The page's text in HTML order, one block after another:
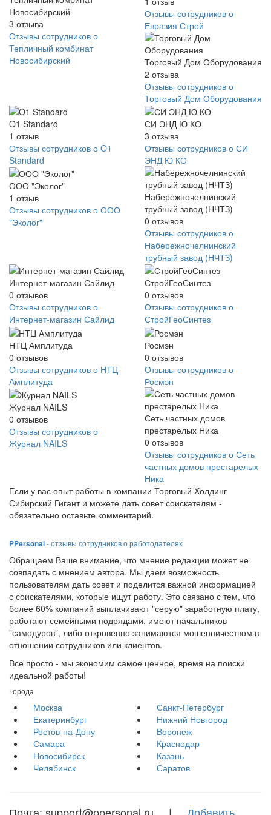
Новосибирский
3 отзыва
Отзывы сотрудников о
Тепличный комбинат
Новосибирский
Отзывы сотрудников о
Евразия Строй
Торговый Дом Оборудования
2 отзыва
Отзывы сотрудников о
Торговый Дом Оборудования
O1 Standard
1 отзыв
Отзывы сотрудников о O1
Standard
СИ ЭНД Ю КО
3 отзыва
Отзывы сотрудников о СИ
ЭНД Ю КО
ООО "Эколог"
1 отзыв
Отзывы сотрудников о ООО
"Эколог"
Набережночелнинский
трубный завод (НЧТЗ)
0 отзывов
Отзывы сотрудников о
Набережночелнинский
трубный завод (НЧТЗ)
Интернет-магазин Сайлид
0 отзывов
Отзывы сотрудников о
Интернет-магазин Сайлид
СтройГеоСинтез
0 отзывов
Отзывы сотрудников о
СтройГеоСинтез
НТЦ Амплитуда
0 отзывов
Отзывы сотрудников о НТЦ
Амплитуда
Росмэн
0 отзывов
Отзывы сотрудников о
Росмэн
Журнал NAILS
0 отзывов
Отзывы сотрудников о
Журнал NAILS
Сеть частных домов
престарелых Ника
0 отзывов
Отзывы сотрудников о Сеть
частных домов престарелых
Ника
Если у вас опыт работы в компании Торговый Холдинг
Сибирский Гигант и можете дать совет соискателям -
обязательно оставьте комментарий.
PPersonal- отзывы сотрудников о работодателях
Обращаем Ваше внимание, что мнение редакции может не
совпадать с мнением автора. Мы даем возможность
пользователям дать совет и поделится важной информацией
с соискателями, которые ищут работу. Это связано с тем, что
более 60% компаний выплачивают "серую" заработную плату,
работают семейными подрядами, имеют начальников
"самодуров", либо откровенно занимаются мошенничеством в
отношении сотрудников или клиентов.
Все просто - мы экономим самое ценное, время на поиски
идеальной работы!
Города
Москва
Санкт-Петербург
Екатеринбург
Нижний Новгород
Ростов-на-Дону
Воронеж
Самара
Краснодар
Новосибирск
Казань
Челябинск
Саратов
Почта: support@ppersonal.ru | Добавить